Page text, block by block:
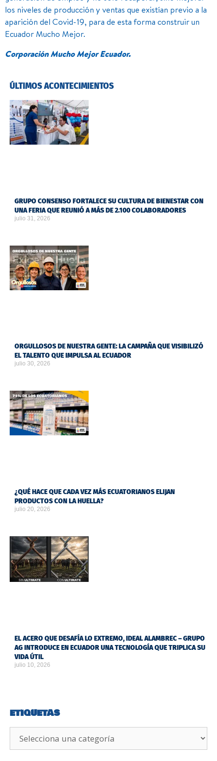
los niveles de producción y ventas que existían previo a la
aparición del Covid-19, para de esta forma construir un
Ecuador Mucho Mejor.
Corporación Mucho Mejor Ecuador.
ÚLTIMOS ACONTECIMIENTOS
GRUPO CONSENSO FORTALECE SU CULTURA DE BIENESTAR CON
UNA FERIA QUE REUNIÓ A MÁS DE 2.100 COLABORADORES
julio 31, 2026
ORGULLOSOS DE NUESTRA GENTE: LA CAMPAÑA QUE VISIBILIZÓ
EL TALENTO QUE IMPULSA AL ECUADOR
julio 30, 2026
¿QUÉ HACE QUE CADA VEZ MÁS ECUATORIANOS ELIJAN
PRODUCTOS CON LA HUELLA?
julio 20, 2026
EL ACERO QUE DESAFÍA LO EXTREMO, IDEAL ALAMBREC – GRUPO
AG INTRODUCE EN ECUADOR UNA TECNOLOGÍA QUE TRIPLICA SU
VIDA ÚTIL
julio 10, 2026
ETIQUETAS